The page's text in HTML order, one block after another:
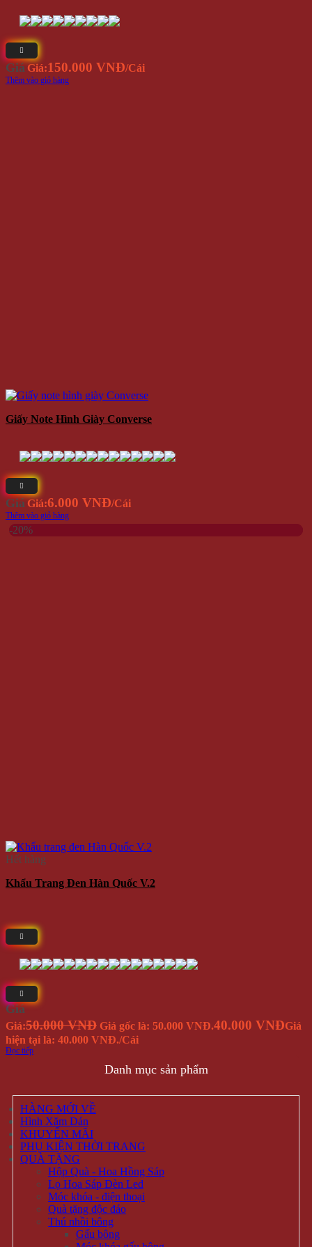
Giá Giá:150.000 VNĐ/Cái
Thêm vào giỏ hàng
Giấy Note Hình Giày Converse
Giá Giá:6.000 VNĐ/Cái
Thêm vào giỏ hàng
-20%
Hết hàng
Khẩu Trang Đen Hàn Quốc V.2
Giá
Giá:50.000 VNĐ Giá gốc là: 50.000 VNĐ.40.000 VNĐGiá
hiện tại là: 40.000 VNĐ./Cái
Đọc tiếp
Danh mục sản phẩm
HÀNG MỚI VỀ
Hình Xăm Dán
KHUYẾN MÃI
PHỤ KIỆN THỜI TRANG
QUÀ TẶNG
Hộp Quà - Hoa Hồng Sáp
Lọ Hoa Sáp Đèn Led
Móc khóa - điện thoại
Quà tặng độc đáo
Thú nhồi bông
Gấu bông